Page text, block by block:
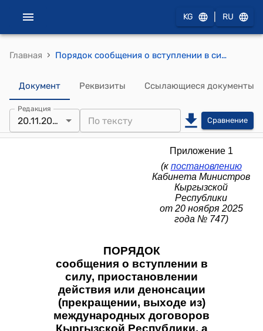
KG RU
Главная › Порядок сообщения о вступлении в силу, приостановлении действия или денонсации (прекращении, выходе из) международных договоров Кыргызской Республики, а также их опубликования (к постановлению Кабинета Министров КР от 20 ноября 2025 года № 747)
Документ Реквизиты Ссылающиеся документы
Редакция
20.11.2025 Сравнение